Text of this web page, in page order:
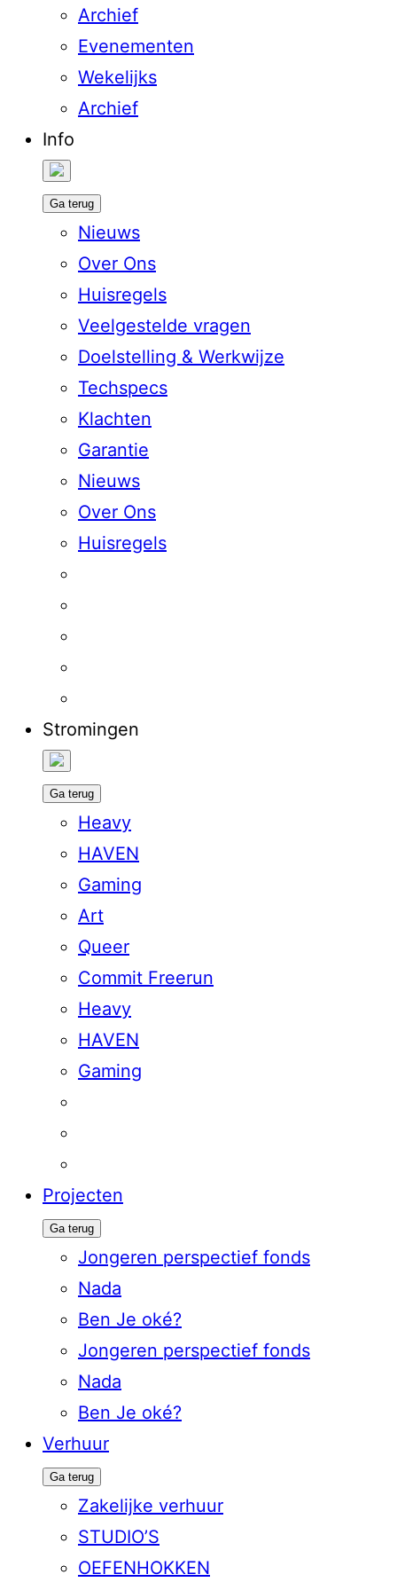
Archief
Evenementen
Wekelijks
Archief
Info
Ga terug
Nieuws
Over Ons
Huisregels
Veelgestelde vragen
Doelstelling & Werkwijze
Techspecs
Klachten
Garantie
Nieuws
Over Ons
Huisregels
Stromingen
Ga terug
Heavy
HAVEN
Gaming
Art
Queer
Commit Freerun
Heavy
HAVEN
Gaming
Projecten
Ga terug
Jongeren perspectief fonds
Nada
Ben Je oké?
Jongeren perspectief fonds
Nada
Ben Je oké?
Verhuur
Ga terug
Zakelijke verhuur
STUDIO’S
OEFENHOKKEN